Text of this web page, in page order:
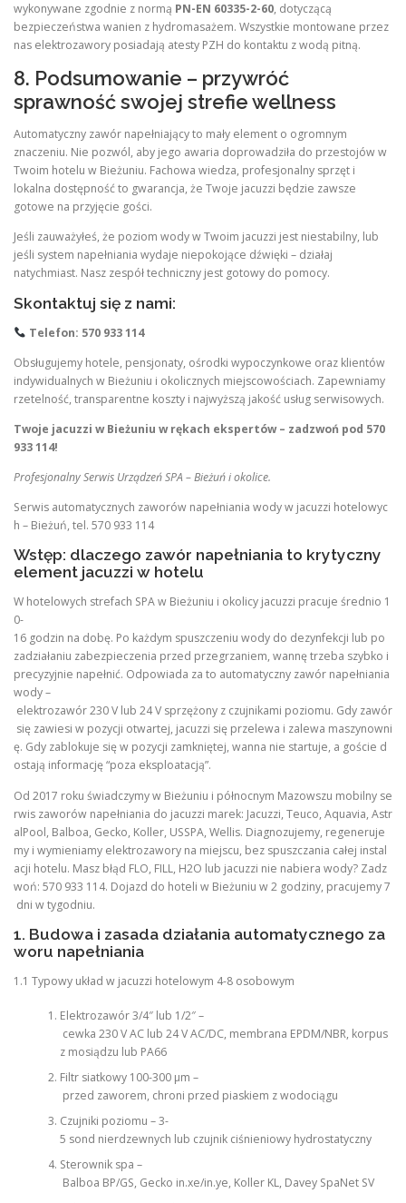
wykonywane zgodnie z normą PN-EN 60335-2-60, dotyczącą
bezpieczeństwa wanien z hydromasażem. Wszystkie montowane przez
nas elektrozawory posiadają atesty PZH do kontaktu z wodą pitną.
8. Podsumowanie – przywróć
sprawność swojej strefie wellness
Automatyczny zawór napełniający to mały element o ogromnym
znaczeniu. Nie pozwól, aby jego awaria doprowadziła do przestojów w
Twoim hotelu w Bieżuniu. Fachowa wiedza, profesjonalny sprzęt i
lokalna dostępność to gwarancja, że Twoje jacuzzi będzie zawsze
gotowe na przyjęcie gości.
Jeśli zauważyłeś, że poziom wody w Twoim jacuzzi jest niestabilny, lub
jeśli system napełniania wydaje niepokojące dźwięki – działaj
natychmiast. Nasz zespół techniczny jest gotowy do pomocy.
Skontaktuj się z nami:
Telefon: 570 933 114
Obsługujemy hotele, pensjonaty, ośrodki wypoczynkowe oraz klientów
indywidualnych w Bieżuniu i okolicznych miejscowościach. Zapewniamy
rzetelność, transparentne koszty i najwyższą jakość usług serwisowych.
Twoje jacuzzi w Bieżuniu w rękach ekspertów – zadzwoń pod 570
933 114!
Profesjonalny Serwis Urządzeń SPA – Bieżuń i okolice.
Serwis automatycznych zaworów napełniania wody w jacuzzi hotelowyc
h – Bieżuń, tel. 570 933 114
Wstęp: dlaczego zawór napełniania to krytyczny
element jacuzzi w hotelu
W hotelowych strefach SPA w Bieżuniu i okolicy jacuzzi pracuje średnio 1
0-
16 godzin na dobę. Po każdym spuszczeniu wody do dezynfekcji lub po
zadziałaniu zabezpieczenia przed przegrzaniem, wannę trzeba szybko i
precyzyjnie napełnić. Odpowiada za to automatyczny zawór napełniania
wody –
elektrozawór 230 V lub 24 V sprzężony z czujnikami poziomu. Gdy zawór
się zawiesi w pozycji otwartej, jacuzzi się przelewa i zalewa maszynowni
ę. Gdy zablokuje się w pozycji zamkniętej, wanna nie startuje, a goście d
ostają informację “poza eksploatacją”.
Od 2017 roku świadczymy w Bieżuniu i północnym Mazowszu mobilny se
rwis zaworów napełniania do jacuzzi marek: Jacuzzi, Teuco, Aquavia, Astr
alPool, Balboa, Gecko, Koller, USSPA, Wellis. Diagnozujemy, regeneruje
my i wymieniamy elektrozawory na miejscu, bez spuszczania całej instal
acji hotelu. Masz błąd FLO, FILL, H2O lub jacuzzi nie nabiera wody? Zadz
woń: 570 933 114. Dojazd do hoteli w Bieżuniu w 2 godziny, pracujemy 7
dni w tygodniu.
1. Budowa i zasada działania automatycznego za
woru napełniania
1.1 Typowy układ w jacuzzi hotelowym 4-8 osobowym
Elektrozawór 3/4″ lub 1/2″ –
cewka 230 V AC lub 24 V AC/DC, membrana EPDM/NBR, korpus
z mosiądzu lub PA66
Filtr siatkowy 100-300 µm –
przed zaworem, chroni przed piaskiem z wodociągu
Czujniki poziomu – 3-
5 sond nierdzewnych lub czujnik ciśnieniowy hydrostatyczny
Sterownik spa –
Balboa BP/GS, Gecko in.xe/in.ye, Koller KL, Davey SpaNet SV